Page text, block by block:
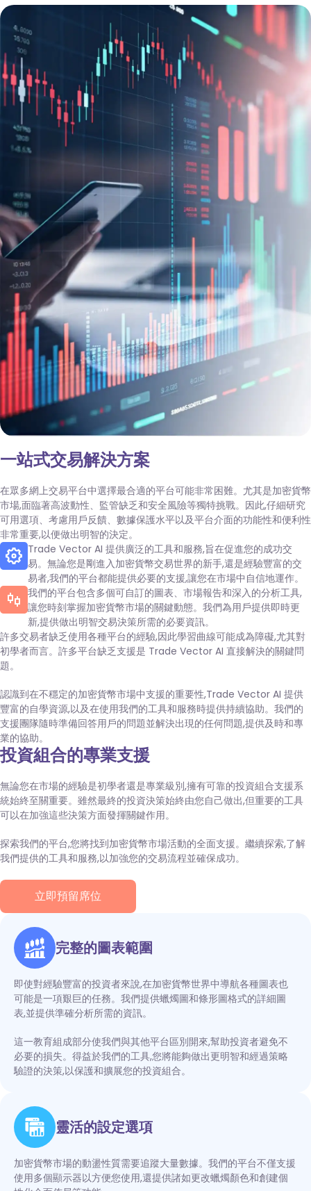
一站式交易解決方案
在眾多網上交易平台中選擇最合適的平台可能非常困難。尤其是加密貨幣
市場,面臨著高波動性、監管缺乏和安全風險等獨特挑戰。因此,仔細研究
可用選項、考慮用戶反饋、數據保護水平以及平台介面的功能性和便利性
非常重要,以便做出明智的決定。
Trade Vector AI 提供廣泛的工具和服務,旨在促進您的成功交
易。無論您是剛進入加密貨幣交易世界的新手,還是經驗豐富的交
易者,我們的平台都能提供必要的支援,讓您在市場中自信地運作。
我們的平台包含多個可自訂的圖表、市場報告和深入的分析工具,
讓您時刻掌握加密貨幣市場的關鍵動態。我們為用戶提供即時更
新,提供做出明智交易決策所需的必要資訊。
許多交易者缺乏使用各種平台的經驗,因此學習曲線可能成為障礙,尤其對
初學者而言。許多平台缺乏支援是 Trade Vector AI 直接解決的關鍵問
題。
認識到在不穩定的加密貨幣市場中支援的重要性,Trade Vector AI 提供
豐富的自學資源,以及在使用我們的工具和服務時提供持續協助。我們的
支援團隊隨時準備回答用戶的問題並解決出現的任何問題,提供及時和專
業的協助。
投資組合的專業支援
無論您在市場的經驗是初學者還是專業級別,擁有可靠的投資組合支援系
統始終至關重要。雖然最終的投資決策始終由您自己做出,但重要的工具
可以在加強這些決策方面發揮關鍵作用。
探索我們的平台,您將找到加密貨幣市場活動的全面支援。繼續探索,了解
我們提供的工具和服務,以加強您的交易流程並確保成功。
立即預留席位
完整的圖表範圍
即使對經驗豐富的投資者來說,在加密貨幣世界中導航各種圖表也
可能是一項艱巨的任務。我們提供蠟燭圖和條形圖格式的詳細圖
表,並提供準確分析所需的資訊。
這一教育組成部分使我們與其他平台區別開來,幫助投資者避免不
必要的損失。得益於我們的工具,您將能夠做出更明智和經過策略
驗證的決策,以保護和擴展您的投資組合。
靈活的設定選項
加密貨幣市場的動盪性質需要追蹤大量數據。我們的平台不僅支援
使用多個顯示器以方便您使用,還提供諸如更改蠟燭顏色和創建個